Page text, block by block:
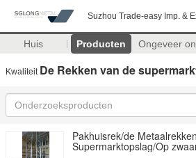
Suzhou Trade-easy Imp. &
Huis Producten Ongeveer
Kwaliteit De Rekken van de
Pakhuisrek/de
Supermarktopslag/Op